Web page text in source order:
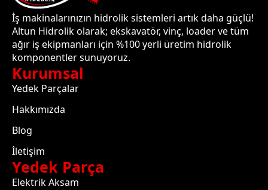
İş makinalarınızın hidrolik sistemleri artık daha güçlü!
Altun Hidrolik olarak; ekskavatör, vinç, loader ve tüm
ağır iş ekipmanları için %100 yerli üretim hidrolik
komponentler sunuyoruz.
Kurumsal
Yedek Parçalar
Hakkımızda
Blog
İletişim
Yedek Parça
Elektrik Aksam